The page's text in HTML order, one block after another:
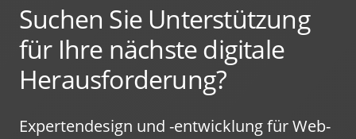
Suchen Sie Unterstützung
für Ihre nächste digitale
Herausforderung?
Expertendesign und -entwicklung für Web-